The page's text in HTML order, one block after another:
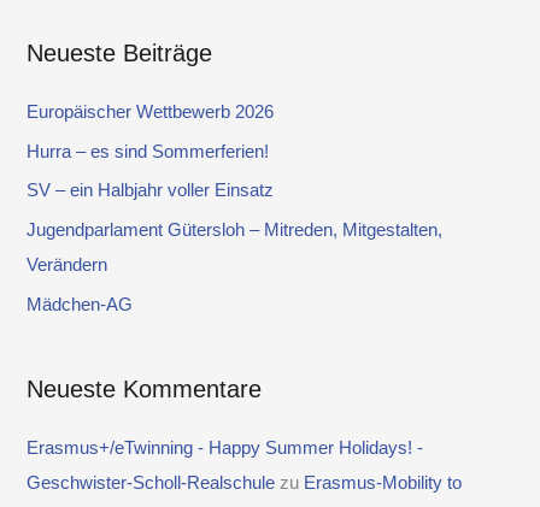
h
e
c
h
:
Neueste Beiträge
Europäischer Wettbewerb 2026
Hurra – es sind Sommerferien!
SV – ein Halbjahr voller Einsatz
Jugendparlament Gütersloh – Mitreden, Mitgestalten,
Verändern
Mädchen-AG
Neueste Kommentare
Erasmus+/eTwinning - Happy Summer Holidays! -
Geschwister-Scholl-Realschule zu Erasmus-Mobility to